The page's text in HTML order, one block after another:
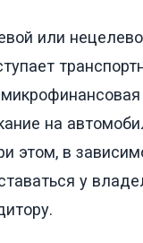
или
на
этом, в
у